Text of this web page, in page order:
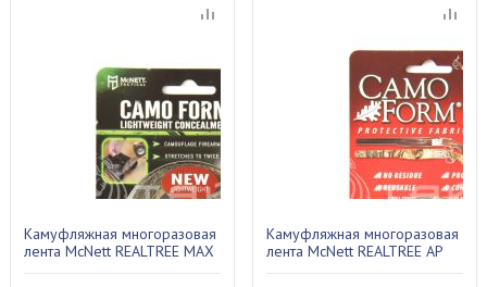
Камуфляжная многоразовая
лента McNett REALTREE MAX
Камуфляжная многоразовая
лента McNett REALTREE AP